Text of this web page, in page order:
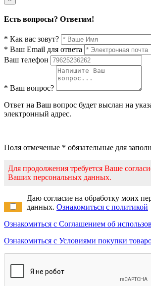
Есть вопросы? Ответим!
* Как вас зовут?
* Ваш Email для ответа
Ваш телефон
* Ваш вопрос?
Ответ на Ваш вопрос будет выслан на
электронный адрес.
Поля отмеченые * обязательные для
Для продолжения требуется Ваше
Ваших персональных данных.
Даю согласие на обработку моих
данных. Ознакомиться с политикой
Ознакомиться с Соглашением об
Ознакомиться с Условиями покупки